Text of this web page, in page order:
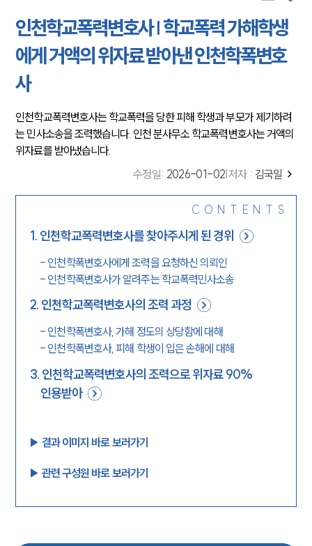
인천학교폭력변호사 | 학교폭력 가해학생
에게 거액의 위자료 받아낸 인천학폭변호
사
인천학교폭력변호사는 학교폭력을 당한 피해 학생과 부모가 제기하려
는 민사소송을 조력했습니다. 인천 분사무소 학교폭력변호사는 거액의
위자료를 받아냈습니다.
수정일: 2026-01-02 저자 : 김국일
CONTENTS
1. 인천학교폭력변호사를 찾아주시게 된 경위
- 인천학폭변호사에게 조력을 요청하신 의뢰인
- 인천학폭변호사가 알려주는 학교폭력민사소송
2. 인천학교폭력변호사의 조력 과정
- 인천학폭변호사, 가해 정도의 상당함에 대해
- 인천학폭변호사, 피해 학생이 입은 손해에 대해
3. 인천학교폭력변호사의 조력으로 위자료 90%
인용받아
▶︎ 결과 이미지 바로 보러가기
▶︎ 관련 구성원 바로 보러가기